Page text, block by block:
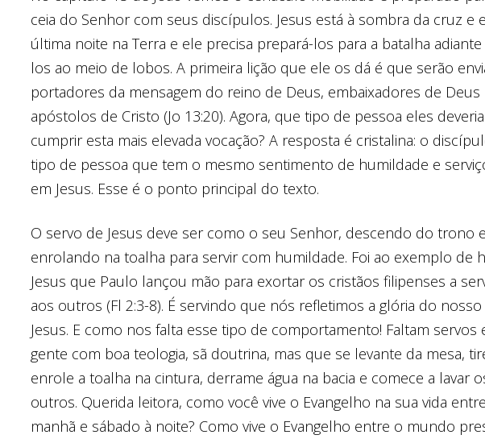
ceia do Senhor com seus discípulos. Jesus está à sombra da cruz e
última noite na Terra e ele precisa prepará-los para a batalha adiante
los ao meio de lobos. A primeira lição que ele os dá é que serão
portadores da mensagem do reino de Deus, embaixadores de Deus
apóstolos de Cristo (Jo 13:20). Agora, que tipo de pessoa eles
cumprir esta mais elevada vocação? A resposta é cristalina: o
tipo de pessoa que tem o mesmo sentimento de humildade e
em Jesus. Esse é o ponto principal do texto.
O servo de Jesus deve ser como o seu Senhor, descendo do trono
enrolando na toalha para servir com humildade. Foi ao exemplo de
Jesus que Paulo lançou mão para exortar os cristãos filipenses a
aos outros (Fl 2:3-8). É servindo que nós refletimos a glória do
Jesus. E como nos falta esse tipo de comportamento! Faltam servos
gente com boa teologia, sã doutrina, mas que se levante da mesa,
enrole a toalha na cintura, derrame água na bacia e comece a lavar
outros. Querida leitora, como você vive o Evangelho na sua vida
manhã e sábado à noite? Como vive o Evangelho entre o mundo